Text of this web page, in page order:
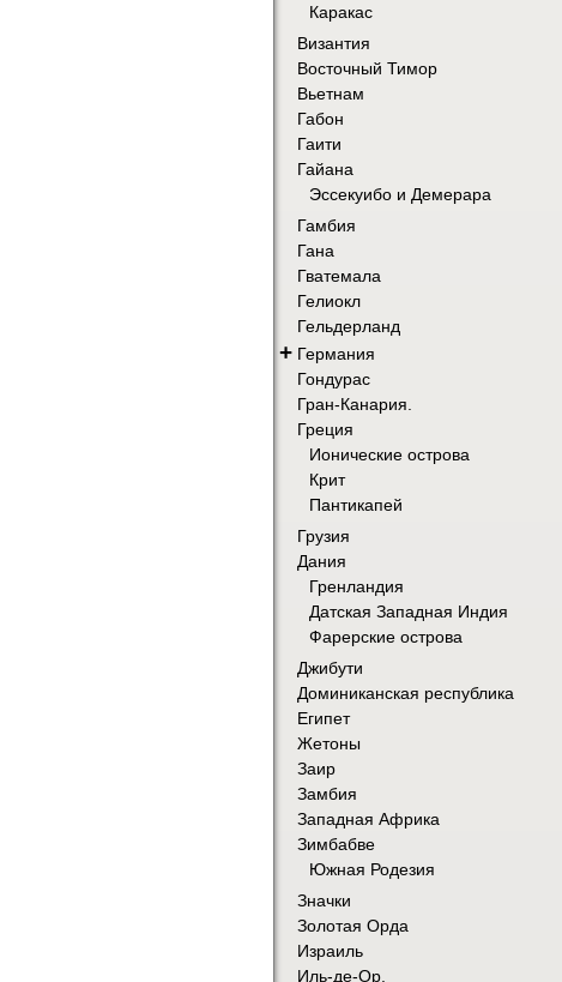
Каракас
Византия
Восточный Тимор
Вьетнам
Габон
Гаити
Гайана
Эссекуибо и Демерара
Гамбия
Гана
Гватемала
Гелиокл
Гельдерланд
+ Германия
Гондурас
Гран-Канария.
Греция
Ионические острова
Крит
Пантикапей
Грузия
Дания
Гренландия
Датская Западная Индия
Фарерские острова
Джибути
Доминиканская республика
Египет
Жетоны
Заир
Замбия
Западная Африка
Зимбабве
Южная Родезия
Значки
Золотая Орда
Израиль
Иль-де-Ор.